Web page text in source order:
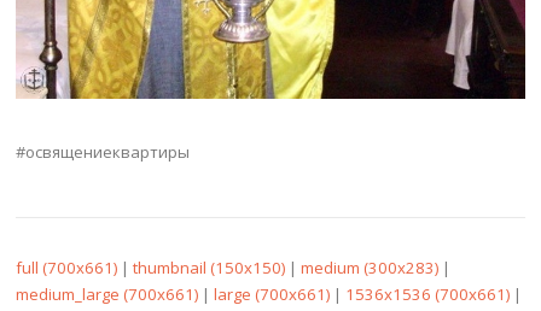
#освящениеквартиры
full (700x661) |thumbnail (150x150) |medium (300x283) |
medium_large (700x661) |large (700x661) | 1536x1536 (700x661) |